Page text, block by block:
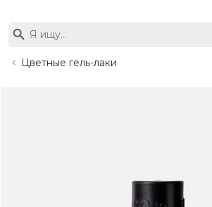
Цветные гель-лаки